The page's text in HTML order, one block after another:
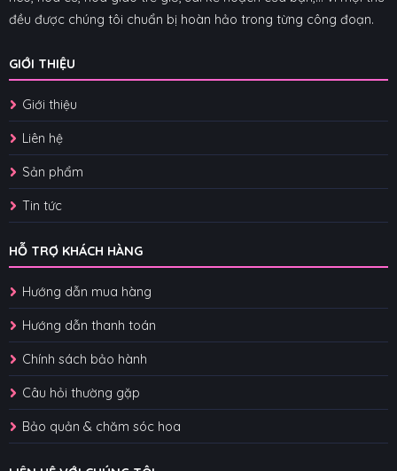
đều được chúng tôi chuẩn bị hoàn hảo trong từng công đoạn.
GIỚI THIỆU
Giới thiệu
Liên hệ
Sản phẩm
Tin tức
HỖ TRỢ KHÁCH HÀNG
Hướng dẫn mua hàng
Hướng dẫn thanh toán
Chính sách bảo hành
Câu hỏi thường gặp
Bảo quản & chăm sóc hoa